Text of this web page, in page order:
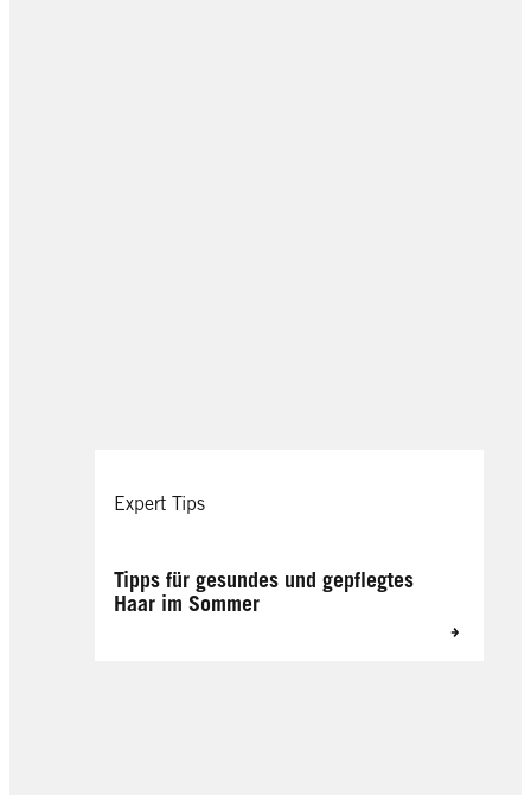
Expert Tips
Tipps für gesundes und gepflegtes
Haar im Sommer